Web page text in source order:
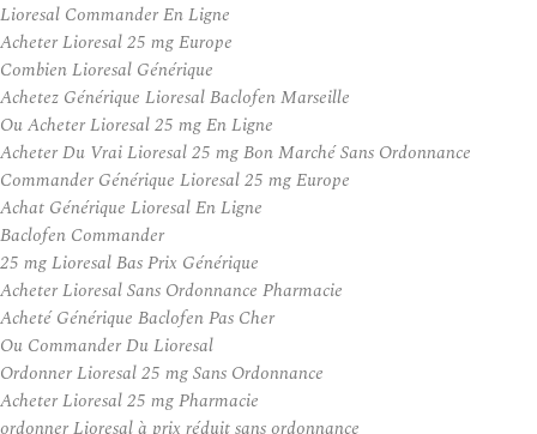
Lioresal Commander En Ligne
Acheter Lioresal 25 mg Europe
Combien Lioresal Générique
Achetez Générique Lioresal Baclofen Marseille
Ou Acheter Lioresal 25 mg En Ligne
Acheter Du Vrai Lioresal 25 mg Bon Marché Sans Ordonnance
Commander Générique Lioresal 25 mg Europe
Achat Générique Lioresal En Ligne
Baclofen Commander
25 mg Lioresal Bas Prix Générique
Acheter Lioresal Sans Ordonnance Pharmacie
Acheté Générique Baclofen Pas Cher
Ou Commander Du Lioresal
Ordonner Lioresal 25 mg Sans Ordonnance
Acheter Lioresal 25 mg Pharmacie